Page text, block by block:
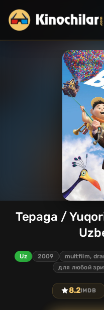
Tepaga /
Uz 2009
multfilm,
для любой
8.2IMDB